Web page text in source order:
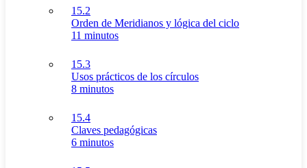
15.2
Orden de Meridianos y lógica del ciclo
11 minutos
15.3
Usos prácticos de los círculos
8 minutos
15.4
Claves pedagógicas
6 minutos